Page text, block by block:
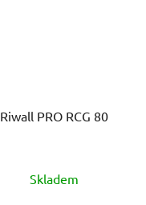
Riwall PRO RCG 80
Skladem